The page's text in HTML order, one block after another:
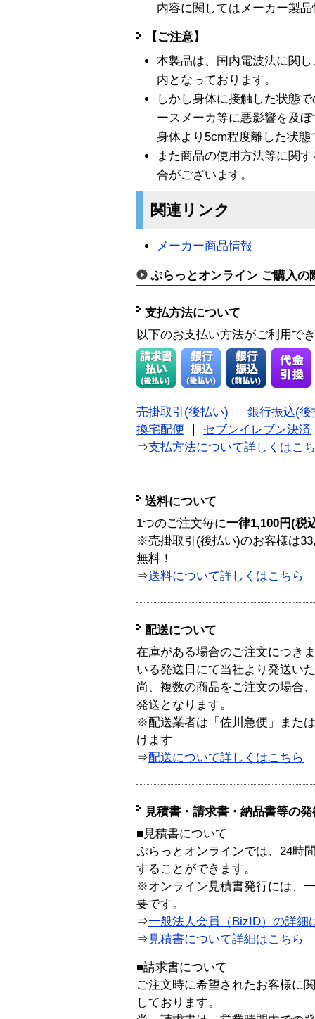
内容に関してはメーカー製
【ご注意】
本製品は、国内電波法に関
内となっております。
しかし身体に接触した状態
ースメーカ等に悪影響を及
身体より5cm程度離した状
また商品の使用方法等に関
合がございます。
関連リンク
メーカー商品情報
ぷらっとオンライン ご購入の
支払方法について
以下のお支払い方法がご利用で
売掛取引(後払い) ｜ 銀行振込(後
換宅配便 ｜ セブンイレブン決済
⇒支払方法について詳しくはこ
送料について
1つのご注文毎に一律1,100円(税
※売掛取引(後払い)のお客様は
無料！
⇒送料について詳しくはこちら
配送について
在庫がある場合のご注文につき
いる発送日にて当社より発送い
尚、複数の商品をご注文の場合
発送となります。
※配送業者は「佐川急便」また
けます
⇒配送について詳しくはこちら
見積書・請求書・納品書等の
■見積書について
ぷらっとオンラインでは、24時
することができます。
※オンライン見積書発行には、
要です。
⇒一般法人会員（BizID）の詳細
⇒ 見積書について詳細はこちら
■請求書について
ご注文時に希望されたお客様に
しております。